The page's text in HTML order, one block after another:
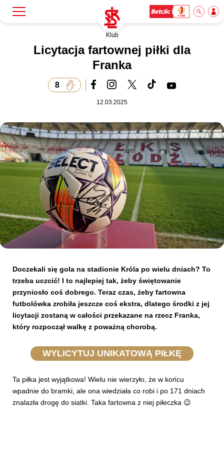
Akademia
Dla mediów
Kibice
Klub
Licytacja fartownej piłki dla
Franka
8
12.03.2025
Doczekali się gola na stadionie Króla po wielu dniach? To
trzeba uczcić! I to najlepiej tak, żeby świętowanie
przyniosło coś dobrego. Teraz czas, żeby fartowna
futbolówka zrobiła jeszcze coś ekstra, dlatego środki z jej
licytacji zostaną w całości przekazane na rzecz Franka,
który rozpoczął walkę z poważną chorobą.
WYLICYTUJ UNIKATOWĄ PIŁKĘ
Ta piłka jest wyjątkowa! Wielu nie wierzyło, że w końcu
wpadnie do bramki, ale ona wiedziała co robi i po 171 dniach
znalazła drogę do siatki. Taka fartowna z niej piłeczka 😉